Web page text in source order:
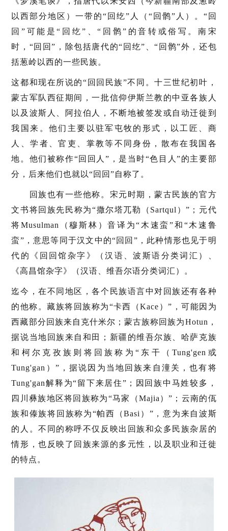
以西部分地区）一带的“回纥”人（“回鹘”人）。“回
回”可能是“回纥”、“回鹘”的音转或俗写。南宋
时，“回回”，除包括唐代的“回纥”、“回鹘”外，还包
括葱岭以西的一些民族。
这都和现在所说的“回回民族”不同。十三世纪初叶，
蒙古军队西征期间，一批信仰伊斯兰教的中亚各族人
以及波斯人、阿拉伯人，不断地被签发或自动迁徙到
我国来。他们主要以驻军屯牧的形式，以工匠、商
人、学者、官吏、掌教等不同身份，散布在我国各
地。他们被称作“回回人”，是当时“色目人”的主要部
分，后来他们也就以“回回”自称了。
回族也有一些他称。宋元时期，蒙古民族的官方
文书将回族先民称为“撒尔塔兀勒（Sartqul）”；元代
将Musulman（穆斯林）音译为“木速蛮”和“木速鲁
蛮”，意思等同于汉文中的“回回”，此种情形也见于明
代的《回回馆杂字》（汉语、波斯语分类词汇）、
《高昌馆杂字》（汉语、维吾尔语分类词汇）。
迄今，在不同地区，各个民族语言中对回族还有各种
的他称。藏族将回族称为“卡西（Kace）”，可能因为
西藏部分回族来自克什米尔；蒙古族称回族为Hotun，
据说当地回族来自和田；新疆的维吾尔族、哈萨克族
和柯尔克孜族则将回族称为“东干（Tung'gen或
Tung'gan）”，据说因为当地回族来自潼关，也有将
Tung'gan解释为“留下来居住”；因回族中马姓较多，
四川彝族地区将回族称为“马家（Majia）”；云南的佤
族和傣族将回族称为“帕西（Basi）”，意为来自波斯
的人。不同的称呼不仅反映出回族和众多民族杂居的
情形，也反映了回族来源的多元性，以及职业和迁徙
的特点。